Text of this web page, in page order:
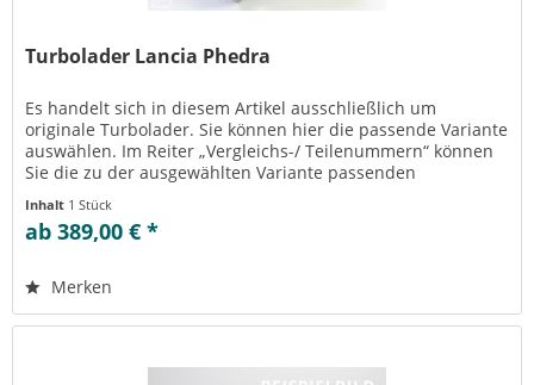
Turbolader Lancia Phedra
Es handelt sich in diesem Artikel ausschließlich um
originale Turbolader. Sie können hier die passende Variante
auswählen. Im Reiter „Vergleichs-/ Teilenummern“ können
Sie die zu der ausgewählten Variante passenden
Inhalt 1 Stück
ab 389,00 € *
Merken